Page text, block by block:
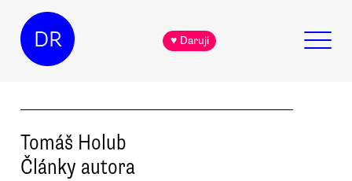
DR ♥ Daruji
Tomáš Holub
Články autora